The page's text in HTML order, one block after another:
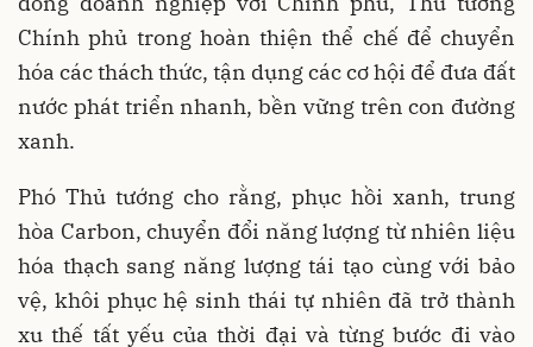
Chính phủ trong hoàn thiện thể chế để chuyển
hóa các thách thức, tận dụng các cơ hội để đưa đất
nước phát triển nhanh, bền vững trên con đường
xanh.
Phó Thủ tướng cho rằng, phục hồi xanh, trung
hòa Carbon, chuyển đổi năng lượng từ nhiên liệu
hóa thạch sang năng lượng tái tạo cùng với bảo
vệ, khôi phục hệ sinh thái tự nhiên đã trở thành
xu thế tất yếu của thời đại và từng bước đi vào